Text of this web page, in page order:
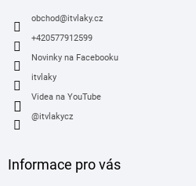
obchod@itvlaky.cz
+420577912599
Novinky na Facebooku
itvlaky
Videa na YouTube
@itvlakycz
Informace pro vás